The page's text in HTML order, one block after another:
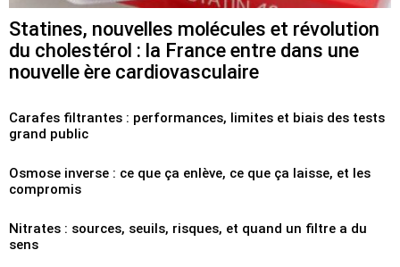
Statines, nouvelles molécules et révolution
du cholestérol : la France entre dans une
nouvelle ère cardiovasculaire
Carafes filtrantes : performances, limites et biais des tests
grand public
Osmose inverse : ce que ça enlève, ce que ça laisse, et les
compromis
Nitrates : sources, seuils, risques, et quand un filtre a du
sens